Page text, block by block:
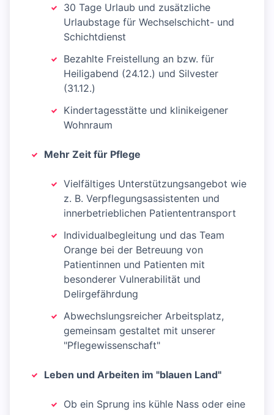
30 Tage Urlaub und zusätzliche
Urlaubstage für Wechselschicht- und
Schichtdienst
Bezahlte Freistellung an bzw. für
Heiligabend (24.12.) und Silvester
(31.12.)
Kindertagesstätte und klinikeigener
Wohnraum
Mehr Zeit für Pflege
Vielfältiges Unterstützungsangebot wie
z. B. Verpflegungsassistenten und
innerbetrieblichen Patiententransport
Individualbegleitung und das Team
Orange bei der Betreuung von
Patientinnen und Patienten mit
besonderer Vulnerabilität und
Delirgefährdung
Abwechslungsreicher Arbeitsplatz,
gemeinsam gestaltet mit unserer
"Pflegewissenschaft"
Leben und Arbeiten im "blauen Land"
Ob ein Sprung ins kühle Nass oder eine